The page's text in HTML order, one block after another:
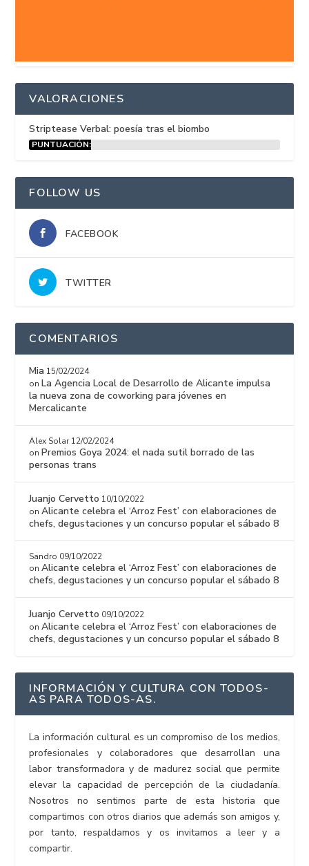
VALORACIONES
Striptease Verbal: poesía tras el biombo
PUNTUACIÓN:
FOLLOW US
FACEBOOK
TWITTER
COMENTARIOS
Mia 15/02/2024
on La Agencia Local de Desarrollo de Alicante impulsa
la nueva zona de coworking para jóvenes en
Mercalicante
Alex Solar 12/02/2024
on Premios Goya 2024: el nada sutil borrado de las
personas trans
Juanjo Cervetto 10/10/2022
onAlicante celebra el ‘Arroz Fest’ con elaboraciones de
chefs, degustaciones y un concurso popular el sábado 8
Sandro 09/10/2022
onAlicante celebra el ‘Arroz Fest’ con elaboraciones de
chefs, degustaciones y un concurso popular el sábado 8
Juanjo Cervetto 09/10/2022
onAlicante celebra el ‘Arroz Fest’ con elaboraciones de
chefs, degustaciones y un concurso popular el sábado 8
INFORMACIÓN Y CULTURA CON TODOS-
AS PARA TODOS-AS.
La información cultural es un compromiso de los medios,
profesionales y colaboradores que desarrollan una
labor transformadora y de madurez social que permite
elevar la capacidad de percepción de la ciudadanía.
Nosotros no sentimos parte de esta historia que
compartimos con otros diarios que además son amigos y,
por tanto, respaldamos y os invitamos a leer y a
compartir.